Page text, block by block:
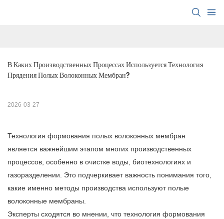
В Каких Производственных Процессах Используется Технология
Прядения Полых Волоконных Мембран?
2026-03-27
Технология формования полых волоконных мембран
является важнейшим этапом многих производственных
процессов, особенно в очистке воды, биотехнологиях и
газоразделении. Это подчеркивает важность понимания того,
какие именно методы производства используют полые
волоконные мембраны.
Эксперты сходятся во мнении, что технология формования